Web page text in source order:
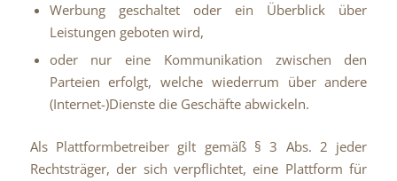
Werbung geschaltet oder ein Überblick über
Leistungen geboten wird,
oder nur eine Kommunikation zwischen den
Parteien erfolgt, welche wiederrum über andere
(Internet-)Dienste die Geschäfte abwickeln.
Als Plattformbetreiber gilt gemäß § 3 Abs. 2 jeder
Rechtsträger, der sich verpflichtet, eine Plattform für